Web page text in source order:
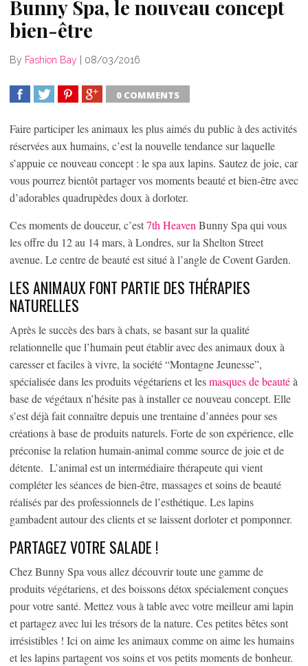
Bunny Spa, le nouveau concept
bien-être
By Fashion Bay 08/03/2016
0 COMMENTS
Faire participer les animaux les plus aimés du public à des activités
réservées aux humains, c’est la nouvelle tendance sur laquelle
s’appuie ce nouveau concept : le spa aux lapins. Sautez de joie, car
vous pourrez bientôt partager vos moments beauté et bien-être avec
d’adorables quadrupèdes doux à dorloter.
Ces moments de douceur, c’est7th Heaven Bunny Spa qui vous
les offre du 12 au 14 mars, à Londres, sur la Shelton Street
avenue. Le centre de beauté est situé à l’angle de Covent Garden.
LES ANIMAUX FONT PARTIE DES THÉRAPIES
NATURELLES
Après le succès des bars à chats, se basant sur la qualité
relationnelle que l’humain peut établir avec des animaux doux à
caresser et faciles à vivre, la société “Montagne Jeunesse”,
spécialisée dans les produits végétariens et lesmasques de beautéà
base de végétaux n’hésite pas à installer ce nouveau concept. Elle
s’est déjà fait connaître depuis une trentaine d’années pour ses
créations à base de produits naturels. Forte de son expérience, elle
préconise la relation humain-animal comme source de joie et de
détente. L’animal est un intermédiaire thérapeute qui vient
compléter les séances de bien-être, massages et soins de beauté
réalisés par des professionnels de l’esthétique. Les lapins
gambadent autour des clients et se laissent dorloter et pomponner.
PARTAGEZ VOTRE SALADE !
Chez Bunny Spa vous allez découvrir toute une gamme de
produits végétariens, et des boissons détox spécialement conçues
pour votre santé. Mettez vous à table avec votre meilleur ami lapin
et partagez avec lui les trésors de la nature. Ces petites bêtes sont
irrésistibles ! Ici on aime les animaux comme on aime les humains
et les lapins partagent vos soins et vos petits moments de bonheur.